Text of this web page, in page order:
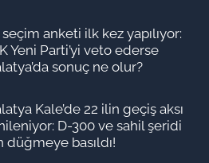
seçim anketi ilk kez yapılıyor:
Yeni Parti’yi veto ederse
sonuç ne olur?
Kale’de 22 ilin geçiş aksı
D-300 ve sahil şeridi
düğmeye basıldı!